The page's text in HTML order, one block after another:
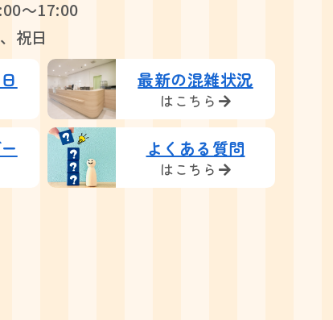
〜17:00
祝日
最新の混雑状況
はこちら
よくある質問
はこちら